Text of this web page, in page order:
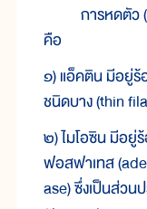
การหดตัว
คือ
๑) แอ็คติน มีอยู่ร้
ชนิดบาง (thin
๒) ไมโอซิน มีอยู่
ฟอสฟาเทส
ase) ซึ่งเป็นส่วน